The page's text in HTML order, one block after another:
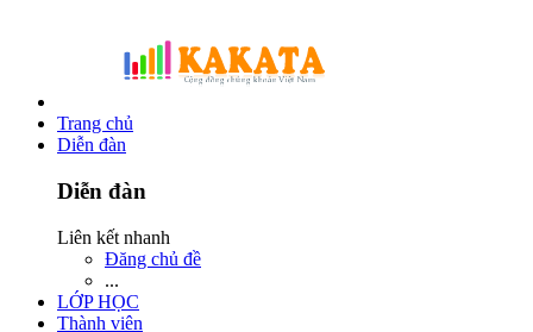
Trang chủ
Diễn đàn
Diễn đàn
Liên kết nhanh
Đăng chủ đề
...
LỚP HỌC
Thành viên